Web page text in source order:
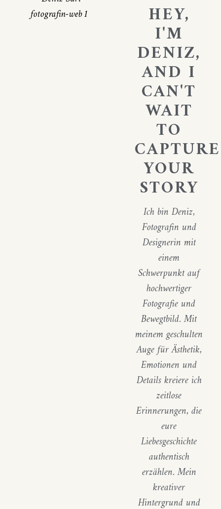
HEY,
I'M
DENIZ,
AND I
CAN'T
WAIT
TO
CAPTURE
YOUR
STORY
Ich bin Deniz,
Fotografin und
Designerin mit
einem
Schwerpunkt auf
hochwertiger
Fotografie und
Bewegtbild. Mit
meinem geschulten
Auge für Ästhetik,
Emotionen und
Details kreiere ich
zeitlose
Erinnerungen, die
eure
Liebesgeschichte
authentisch
erzählen. Mein
kreativer
Hintergrund und